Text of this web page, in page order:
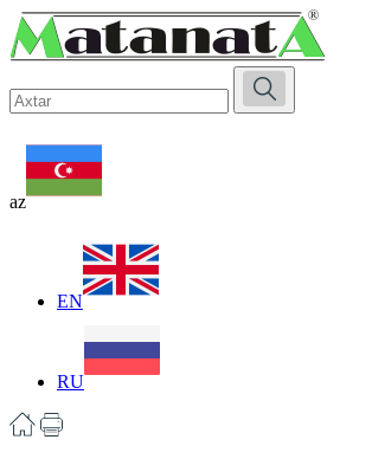
az
EN
RU